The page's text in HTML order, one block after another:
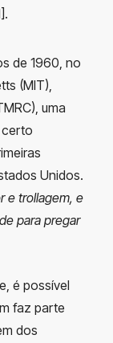
de 1960, no
(MIT),
uma
certo
Unidos.
e trollagem, e
para pregar
é possível
faz parte
dos